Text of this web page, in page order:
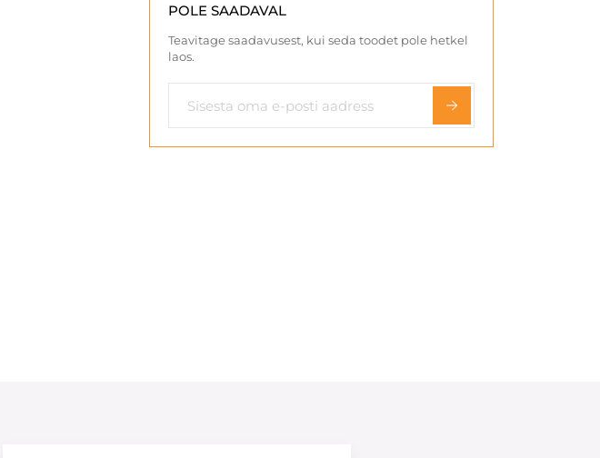
POLE SAADAVAL
Teavitage saadavusest, kui seda toodet pole hetkel
laos.